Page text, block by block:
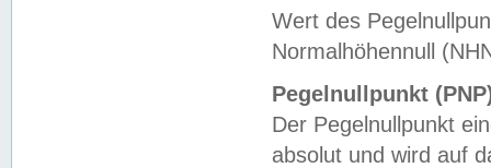
Wert des
Normalhöhennull
Pegelnullpunkt
Der Pegelnullpunkt
absolut und wird auf